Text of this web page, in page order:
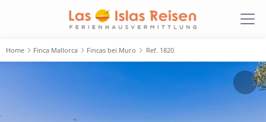
Home Finca Mallorca Fincas bei Muro Ref. 1820